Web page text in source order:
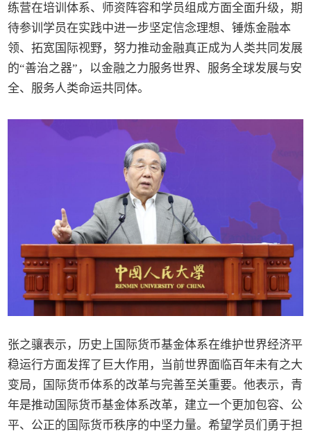
练营在培训体系、师资阵容和学员组成方面全面升级，期
待参训学员在实践中进一步坚定信念理想、锤炼金融本
领、拓宽国际视野，努力推动金融真正成为人类共同发展
的“善治之器”，以金融之力服务世界、服务全球发展与安
全、服务人类命运共同体。
张之骧表示，历史上国际货币基金体系在维护世界经济平
稳运行方面发挥了巨大作用，当前世界面临百年未有之大
变局，国际货币体系的改革与完善至关重要。他表示，青
年是推动国际货币基金体系改革，建立一个更加包容、公
平、公正的国际货币秩序的中坚力量。希望学员们勇于担